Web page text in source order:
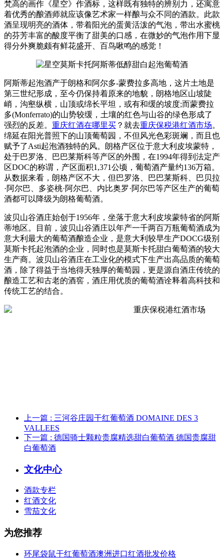
梵高的画作《星空》作酒标，这样既有独特的辨别力，还寓意
着优秀的酿酒师就应该像艺术家一样酿与众不同的酒款。此款
酒呈现明亮的酒体，带着阳光的蛋黄活泼的气泡，带出水蜜桃
的芬芳丰富的酸度平衡了甜美的口感，在微妙的气泡作用下显
得分外爽脆颇有鲜花盛开、百鸟啾鸣的感觉！
阿斯蒂起泡酒产于朗格和阿尔多-蒙费拉多高地，这片土地是
第三世纪形成，至今仍保持着原来的地貌，朗格地区山坡陡
峭，沟壑纵横，山顶或绵长平坦，或有和缓的坡度;而蒙费拉
多(Monferrato)的山势较缓，土壤的红色与山谷的绿色形成了
强烈的反差。 重庆红酒在哪里买 ？就去重庆保税港红酒市场。
绵延在阳光普照下的山顶葡萄园，不但风光色彩斑斓，而且也
赋予了Asti起泡酒独特的风。朗格产区位于意大利皮埃蒙特，
处于巴罗洛、巴巴莱斯科等产区的外围，在1994年得到法定产
区DOC的称谓，产区面积1,371公顷，葡萄酒产量约136万箱。
从数据来看，朗格产区不大，但巴罗洛、巴巴莱斯科、巴贝拉
·阿尔巴、多姿桃·阿尔巴、内比奥罗·阿尔巴等产区生产的葡萄
酒都可以降级为朗格葡萄酒。
波贝山谷酒庄始创于1956年，坐落于意大利皮埃蒙特省的阿斯
蒂地区。目前，波贝山谷酒庄以年产一千两百万瓶葡萄酒成为
意大利最大的葡萄酒酿造企业，是意大利较早生产DOCG级别
莫斯卡托起泡酒的企业，同时也是莫斯卡托甜白葡萄酒的较大
生产商。波贝山谷酒庄在工业化的模式下生产出高品质的葡萄
酒，除了得益于当地得天独厚的葡萄园，更是源自酒庄传统的
酿造工艺和古老的酒窖，酒庄用优质的葡萄酒诠释着高科技和
传统工艺的结合。
上一篇 : 三河谷庄园干红葡萄酒 DOMAINE DES 3
VALLEES
下一篇 : 德国骑士颗粒贵腐精选甜白葡萄酒 德国贵腐甜
白葡萄酒
文化中心
酒款专栏
红酒文化
雪茄文化
为您推荐
环尾袋鼠干红葡萄酒澳洲进口红酒批发价格